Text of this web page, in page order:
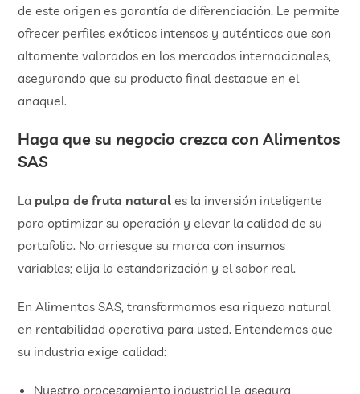
de este origen es garantía de diferenciación. Le permite
ofrecer perfiles exóticos intensos y auténticos que son
altamente valorados en los mercados internacionales,
asegurando que su producto final destaque en el
anaquel.
Haga que su negocio crezca con Alimentos
SAS
La pulpa de fruta natural es la inversión inteligente
para optimizar su operación y elevar la calidad de su
portafolio. No arriesgue su marca con insumos
variables; elija la estandarización y el sabor real.
En Alimentos SAS, transformamos esa riqueza natural
en rentabilidad operativa para usted. Entendemos que
su industria exige calidad:
Nuestro procesamiento industrial le asegura